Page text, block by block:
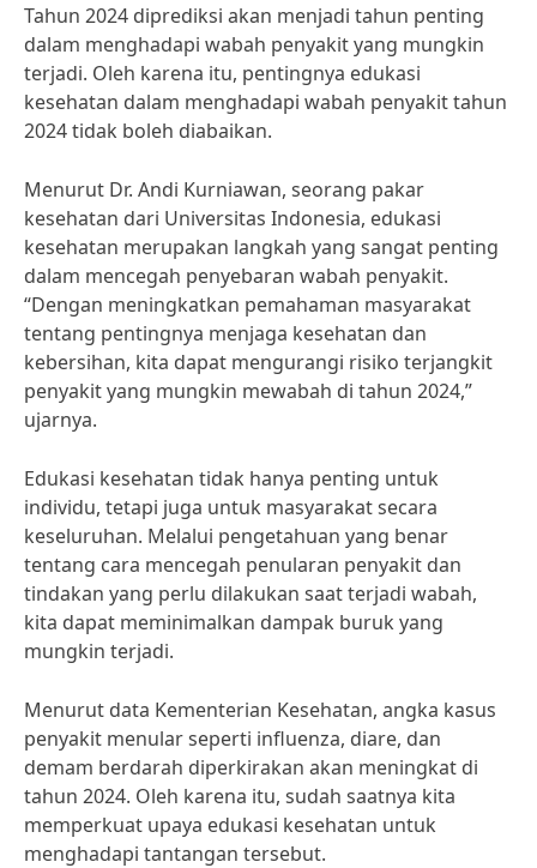
Tahun 2024 diprediksi akan menjadi tahun penting
dalam menghadapi wabah penyakit yang mungkin
terjadi. Oleh karena itu, pentingnya edukasi
kesehatan dalam menghadapi wabah penyakit tahun
2024 tidak boleh diabaikan.
Menurut Dr. Andi Kurniawan, seorang pakar
kesehatan dari Universitas Indonesia, edukasi
kesehatan merupakan langkah yang sangat penting
dalam mencegah penyebaran wabah penyakit.
“Dengan meningkatkan pemahaman masyarakat
tentang pentingnya menjaga kesehatan dan
kebersihan, kita dapat mengurangi risiko terjangkit
penyakit yang mungkin mewabah di tahun 2024,”
ujarnya.
Edukasi kesehatan tidak hanya penting untuk
individu, tetapi juga untuk masyarakat secara
keseluruhan. Melalui pengetahuan yang benar
tentang cara mencegah penularan penyakit dan
tindakan yang perlu dilakukan saat terjadi wabah,
kita dapat meminimalkan dampak buruk yang
mungkin terjadi.
Menurut data Kementerian Kesehatan, angka kasus
penyakit menular seperti influenza, diare, dan
demam berdarah diperkirakan akan meningkat di
tahun 2024. Oleh karena itu, sudah saatnya kita
memperkuat upaya edukasi kesehatan untuk
menghadapi tantangan tersebut.